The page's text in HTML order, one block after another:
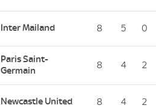
Inter Mailand 8 5 0
Paris Saint-
Germain
8 4 2
Newcastle United 8 4 2